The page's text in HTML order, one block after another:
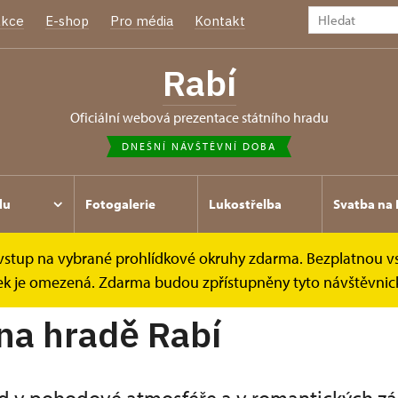
E-shop Pro média Kontakt
Rabí
oficiální webová prezentace státního hradu
DNEŠNÍ NÁVŠTĚVNÍ DOBA
Fotogalerie Lukostřelba Svatba na
na vybrané prohlídkové okruhy zdarma. Bezplatnou
omezená. Zdarma budou zpřístupněny tyto
hradě Rabí